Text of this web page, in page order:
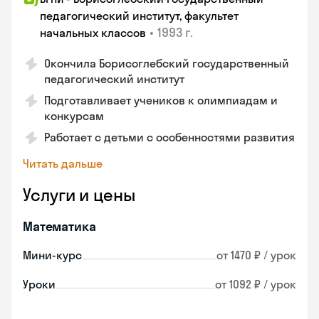
педагогический институт, факультет
начальных классов • 1993 г.
Окончила Борисоглебский государственный
педагогический институт
Подготавливает учеников к олимпиадам и
конкурсам
Работает с детьми с особенностями развития
Читать дальше
Услуги и цены
Математика
Мини-курс от 1470 ₽ / урок
Уроки от 1092 ₽ / урок